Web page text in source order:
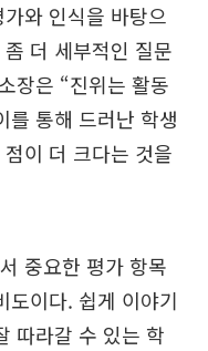
와 인식을 바탕으
더 세부적인 질문
장은 “진위는 활동
를 통해 드러난 학생
이 더 크다는 것을
중요한 평가 항목
도이다. 쉽게 이야기
따라갈 수 있는 학